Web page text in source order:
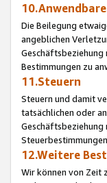
Die Beilegung
angeblichen
Geschäftsbeziehung
Bestimmungen zu
11.Steuern
Steuern und damit
tatsächlichen oder
Geschäftsbeziehung
12.Weitere
Wir können von Zeit